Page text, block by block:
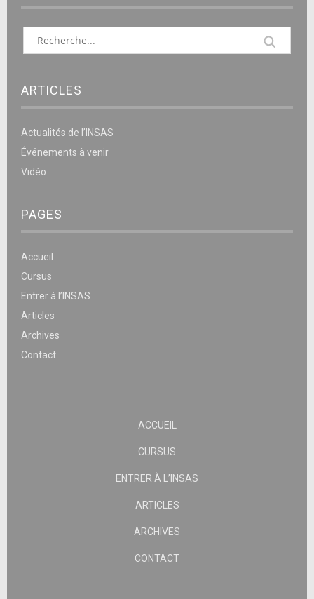
ARTICLES
Actualités de l’INSAS
Événements à venir
Vidéo
PAGES
Accueil
Cursus
Entrer à l’INSAS
Articles
Archives
Contact
ACCUEIL
CURSUS
ENTRER À L’INSAS
ARTICLES
ARCHIVES
CONTACT